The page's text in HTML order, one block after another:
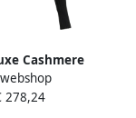
Cashmere
Ribgebreide
Black Dames
278,24